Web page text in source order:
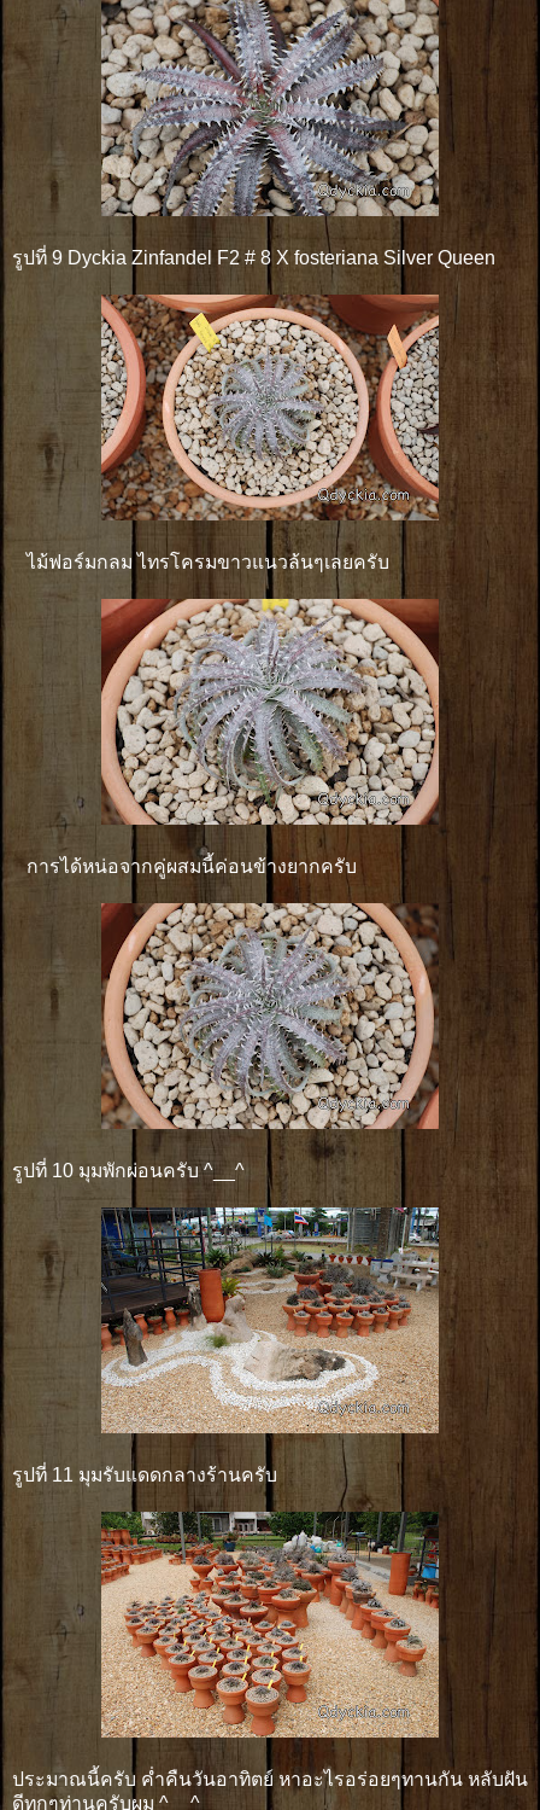
รูปที่ 9 Dyckia Zinfandel F2 # 8 X fosteriana Silver Queen
ไม้ฟอร์มกลม ไทรโครมขาวแนวล้นๆเลยครับ
การได้หน่อจากคู่ผสมนี้ค่อนข้างยากครับ
รูปที่ 10 มุมพักผ่อนครับ ^__^
รูปที่ 11 มุมรับแดดกลางร้านครับ
ประมาณนี้ครับ ค่ำคืนวันอาทิตย์ หาอะไรอร่อยๆทานกัน หลับฝัน
ดีทุกๆท่านครับผม ^__^